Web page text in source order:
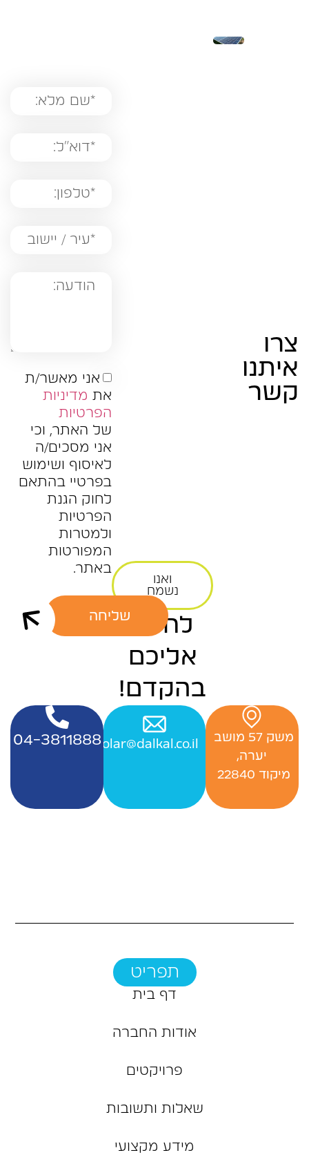
צרו
איתנו
קשר
ואנו
נשמח
לחזור
אליכם
בהקדם!
אני מאשר/ת
את מדיניות
הפרטיות
של האתר, וכי
אני מסכים/ה
לאיסוף ושימוש
בפרטיי בהתאם
לחוק הגנת
הפרטיות
ולמטרות
המפורטות
באתר.
שליחה
‬משק‭ ‬57‭ ‬מושב‭ ‬
יערה,
‬מיקוד 22840 ‭
Officesolar@dalkal.co.il
04-3811888
תפריט
דף בית
אודות החברה
פרויקטים
שאלות ותשובות
מידע מקצועי